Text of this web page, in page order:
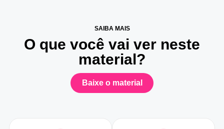
SAIBA MAIS
O que você vai ver neste
material?
Baixe o material